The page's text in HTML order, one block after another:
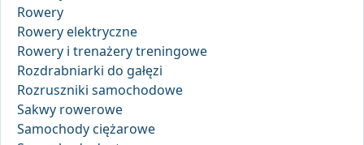
Rowery
Rowery elektryczne
Rowery i trenażery treningowe
Rozdrabniarki do gałęzi
Rozruszniki samochodowe
Sakwy rowerowe
Samochody ciężarowe